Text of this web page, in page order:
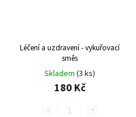
Léčení a uzdravení - vykuřovací
směs
Skladem (3 ks)
180 Kč